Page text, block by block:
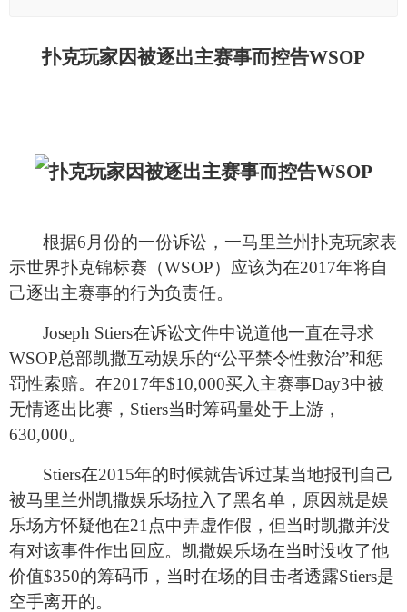
扑克玩家因被逐出主赛事而控告WSOP
根据6月份的一份诉讼，一马里兰州扑克玩家表
示世界扑克锦标赛（WSOP）应该为在2017年将自
己逐出主赛事的行为负责任。
Joseph Stiers在诉讼文件中说道他一直在寻求
WSOP总部凯撒互动娱乐的“公平禁令性救治”和惩
罚性索赔。在2017年$10,000买入主赛事Day3中被
无情逐出比赛，Stiers当时筹码量处于上游，
630,000。
Stiers在2015年的时候就告诉过某当地报刊自己
被马里兰州凯撒娱乐场拉入了黑名单，原因就是娱
乐场方怀疑他在21点中弄虚作假，但当时凯撒并没
有对该事件作出回应。凯撒娱乐场在当时没收了他
价值$350的筹码币，当时在场的目击者透露Stiers是
空手离开的。